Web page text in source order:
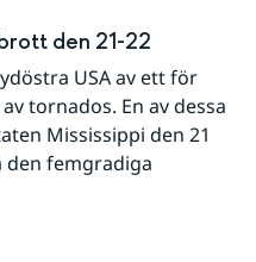
den 21-22
USA av ett för
tornados. En av dessa
Mississippi den 21
den femgradiga